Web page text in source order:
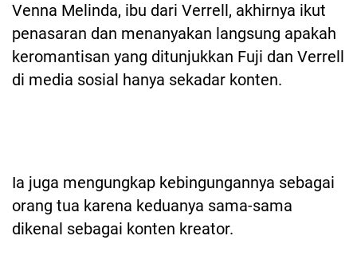
Venna Melinda, ibu dari Verrell, akhirnya ikut
penasaran dan menanyakan langsung apakah
keromantisan yang ditunjukkan Fuji dan Verrell
di media sosial hanya sekadar konten.
Ia juga mengungkap kebingungannya sebagai
orang tua karena keduanya sama-sama
dikenal sebagai konten kreator.